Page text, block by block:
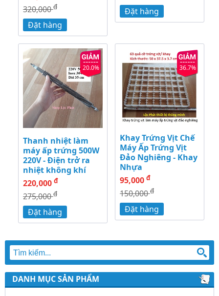
320,000đ
Đặt hàng
Đặt hàng
20.0%
Thanh nhiệt làm
máy ấp trứng 500W
220V - Điện trở ra
nhiệt không khí
220,000 đ
275,000đ
Đặt hàng
36.7%
Khay Trứng Vịt Chế
Máy Ấp Trứng Vịt
Đảo Nghiêng - Khay
Nhựa
95,000 đ
150,000đ
Đặt hàng
DANH MỤC SẢN PHẨM